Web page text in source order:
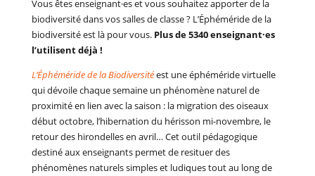
Vous êtes enseignant·es et vous souhaitez apporter de la
biodiversité dans vos salles de classe ? L’Éphéméride de la
biodiversité est là pour vous. Plus de 5340 enseignant·es
l’utilisent déjà !
L’Éphéméride de la Biodiversitéest une éphéméride virtuelle
qui dévoile chaque semaine un phénomène naturel de
proximité en lien avec la saison : la migration des oiseaux
début octobre, l’hibernation du hérisson mi-novembre, le
retour des hirondelles en avril… Cet outil pédagogique
destiné aux enseignants permet de resituer des
phénomènes naturels simples et ludiques tout au long de